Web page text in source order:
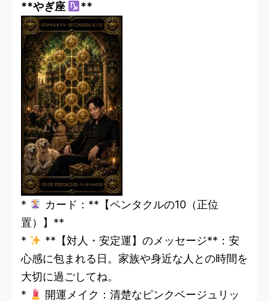
**やぎ座 **
*
カード：**【ペンタクルの10（正位
置）】**
*
**【対人・安定運】のメッセージ**：安
心感に包まれる日。家族や身近な人との時間を
大切に過ごしてね。
*
開運メイク：清楚なピンクベージュリッ